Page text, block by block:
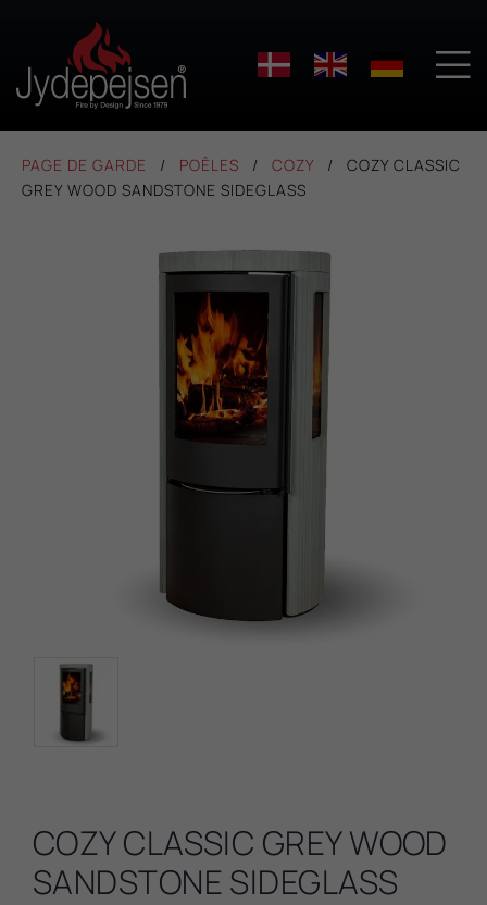

PAGE DE GARDE POÊLES COZY
COZY CLASSIC
GREY WOOD SANDSTONE SIDEGLASS
COZY CLASSIC GREY WOOD
SANDSTONE SIDEGLASS